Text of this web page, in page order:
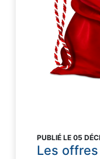
PUBLIÉ LE 05
Les offres